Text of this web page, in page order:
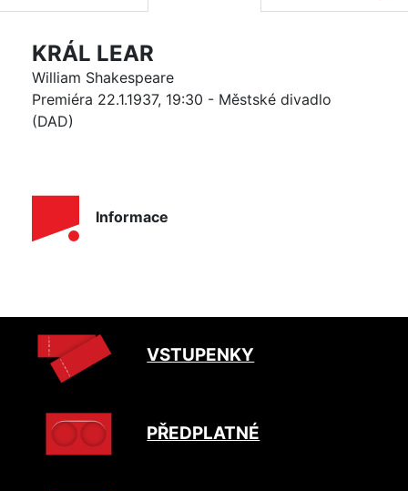
KRÁL LEAR
William Shakespeare
Premiéra 22.1.1937, 19:30 - Městské divadlo
(DAD)
Informace
VSTUPENKY
PŘEDPLATNÉ